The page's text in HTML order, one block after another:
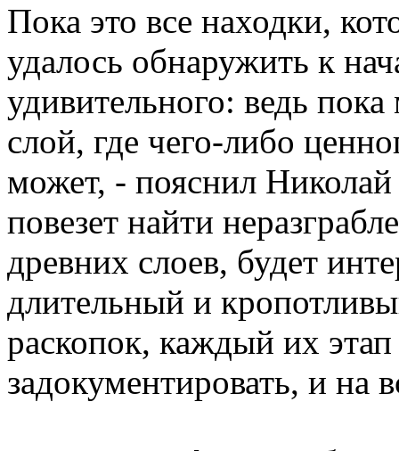
Пока это все находки,
удалось обнаружить к
удивительного: ведь
слой, где чего-либо
может, - пояснил
повезет найти
древних слоев, будет
длительный и
раскопок, каждый их этап
задокументировать, и на